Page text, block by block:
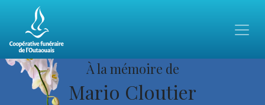
À la mémoire de
Mario Cloutier